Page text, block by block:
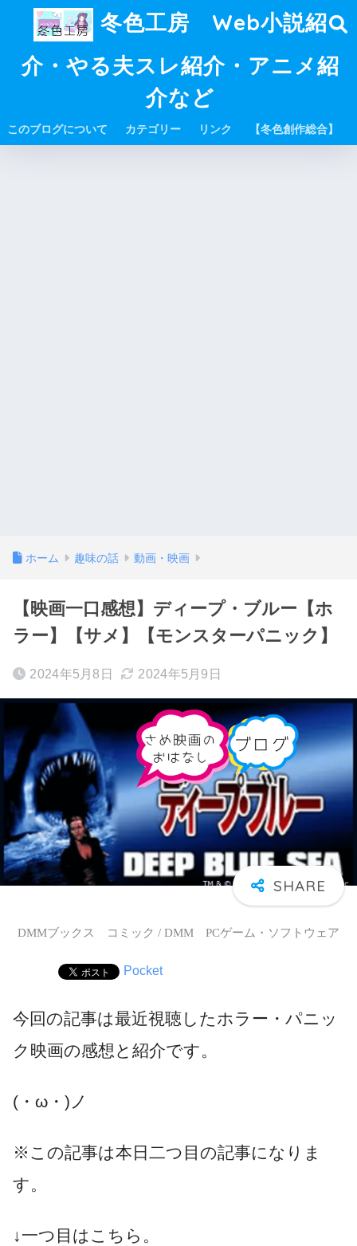
冬色工房 Web小説紹
介・やる夫スレ紹介・アニメ紹
介など
このブログについて カテゴリー リンク 【冬色創作総合】
ホーム 趣味の話 動画・映画
【映画一口感想】ディープ・ブルー【ホ
ラー】【サメ】【モンスターパニック】
2024年5月8日 2024年5月9日
DMMブックス コミック / DMM PCゲーム・ソフトウェア
Pocket
今回の記事は最近視聴したホラー・パニッ
ク映画の感想と紹介です。
(・ω・)ノ
※この記事は本日二つ目の記事になりま
す。
↓一つ目はこちら。